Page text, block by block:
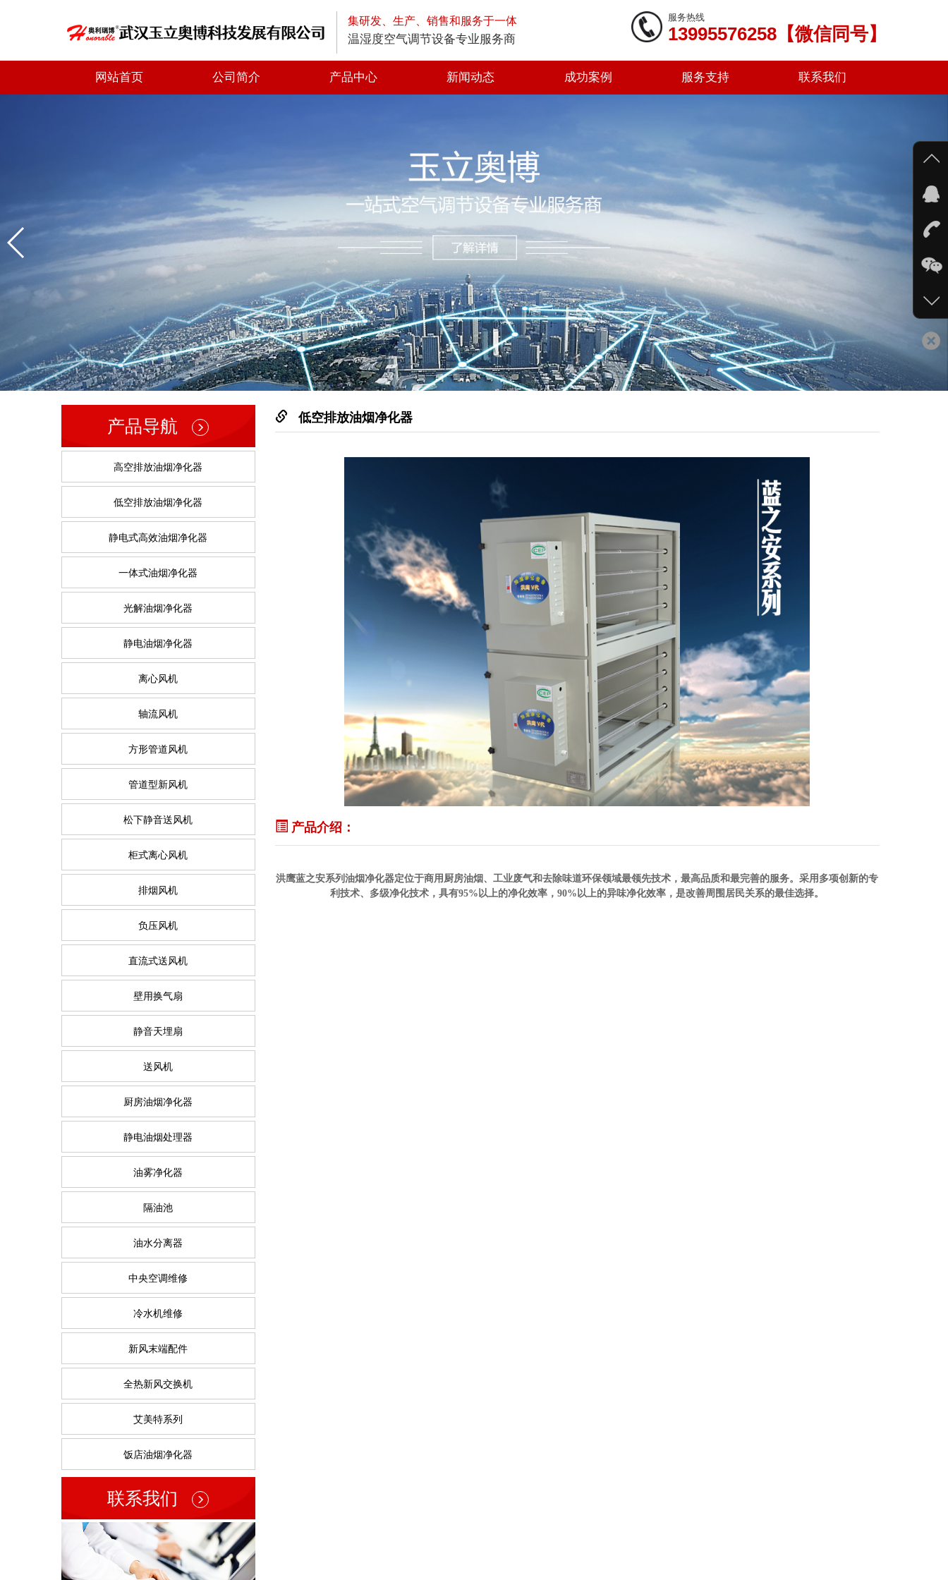
集研发、生产、销售和服务于一体
温湿度空气调节设备专业服务商
服务热线
13995576258【微信同号】
网站首页 公司简介 产品中心
一体式油烟净化器
光解油烟净化器
静电油烟净化器
轴流风机
方形管道风机
管道型新风机
松下静音送风机
柜式离心风机
排烟风机
送风机
厨房油烟净化器
油雾净化器
冷水机维修
新风末端配件
全热新风交换机
艾美特系列
饭店油烟净化器
新闻动态 成功案例 服务支持 联系我们
产品导航
高空排放油烟净化器
低空排放油烟净化器
静电式高效油烟净化器
一体式油烟净化器
光解油烟净化器
静电油烟净化器
离心风机
轴流风机
方形管道风机
管道型新风机
松下静音送风机
柜式离心风机
排烟风机
负压风机
直流式送风机
壁用换气扇
静音天埋扇
送风机
厨房油烟净化器
静电油烟处理器
油雾净化器
隔油池
油水分离器
中央空调维修
冷水机维修
新风末端配件
全热新风交换机
艾美特系列
饭店油烟净化器
联系我们
低空排放油烟净化器
产品介绍：
洪鹰蓝之安系列油烟净化器定位于商用厨房油烟、工业废气和去除味道环保领域最领先技术，最高品质和最完善的服务。采用多项创新的专
利技术、多级净化技术，具有95%以上的净化效率，90%以上的异味净化效率，是改善周围居民关系的最佳选择。